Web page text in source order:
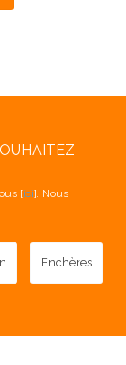
[ici]. Nous
Enchères